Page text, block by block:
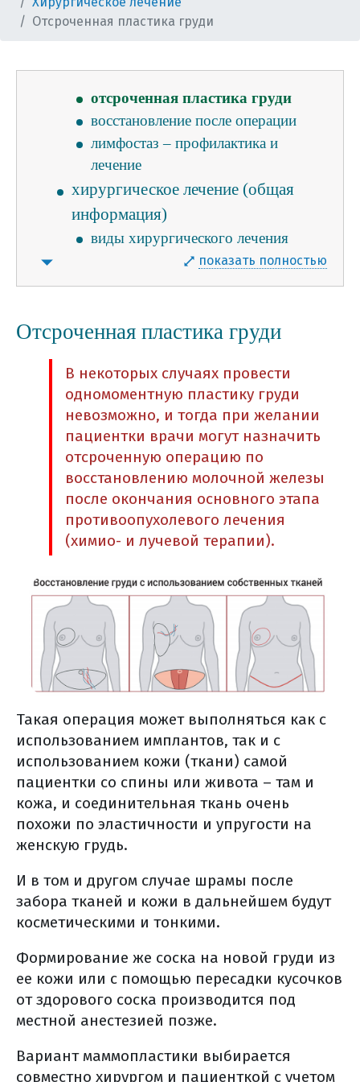
Отсроченная пластика груди
дома гистологические стекла и
блоки?
биопсия сторожевого узла
отсроченная пластика груди
восстановление после операции
лимфостаз – профилактика и
лечение
хирургическое лечение (общая
информация)
виды хирургического лечения
что необходимо сообщить врачу
накануне операции
питание до операции
накануне операции
в день операции
сразу после операции (в
реанимации)
ранняя активация
в больничной палате
осложнения после хирургического
лечения
борьба с болью
уход за послеоперационной раной
физическая нагрузка
лучевая терапия (радиотерапия)
лучевая терапия (общая
информация)
виды лучевой терапии
дистанционная лучевая терапия
контактная лучевая терапия
(брахитерапия)
3d конформная лучевая терапия
лучевая терапия, моделированная
по интенсивности (imrt)
лучевая терапия, корректируемая
по изображениям (igrt)
стереотаксическая радиохирургия
(срх)
лучевой терапии
частые побочные эффекты лучевой
химиотерапия
показать полностью
Отсроченная пластика груди
В некоторых случаях провести
одномоментную пластику груди
невозможно, и тогда при желании
пациентки врачи могут назначить
отсроченную операцию по
восстановлению молочной железы
после окончания основного этапа
противоопухолевого лечения
(химио- и лучевой терапии).
Такая операция может выполняться как с
использованием имплантов, так и с
использованием кожи (ткани) самой
пациентки со спины или живота – там и
кожа, и соединительная ткань очень
похожи по эластичности и упругости на
женскую грудь.
И в том и другом случае шрамы после
забора тканей и кожи в дальнейшем будут
косметическими и тонкими.
Формирование же соска на новой груди из
ее кожи или с помощью пересадки кусочков
от здорового соска производится под
местной анестезией позже.
Вариант маммопластики выбирается
совместно хирургом и пациенткой с учетом